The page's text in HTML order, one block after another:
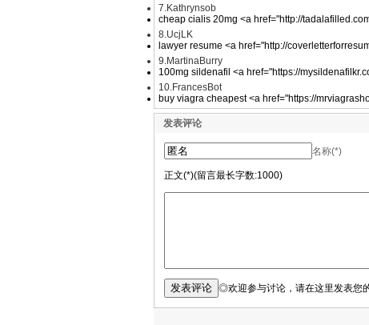
7.Kathrynsob
cheap cialis 20mg <a href="http://
8.UcjLK
lawyer resume <a href="http://
9.MartinaBurry
100mg sildenafil <a href="https://
10.FrancesBot
buy viagra cheapest <a href="https://
发表评论
名称(*)
正文(*)(留言最长字数:1000)
◎欢迎参与讨论，请在这里发表您